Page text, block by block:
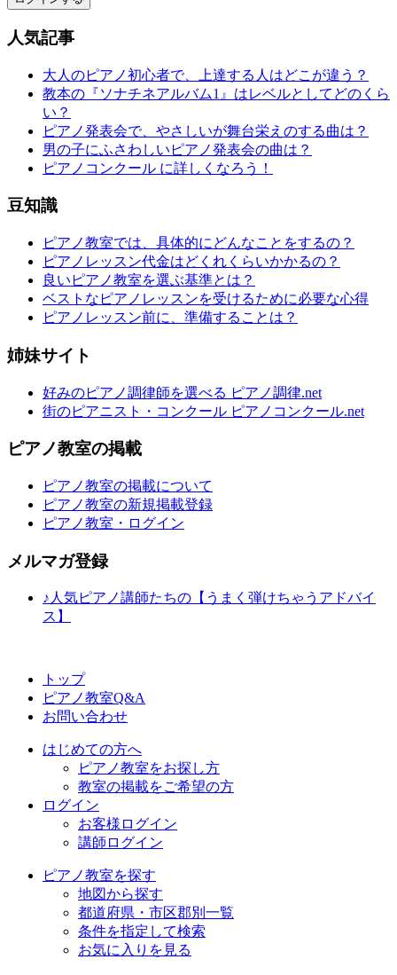
人気記事
大人のピアノ初心者で、上達する人はどこが違う？
教本の『ソナチネアルバム1』はレベルとしてどのくら
い？
ピアノ発表会で、やさしいが舞台栄えのする曲は？
男の子にふさわしいピアノ発表会の曲は？
ピアノコンクール に詳しくなろう！
豆知識
ピアノ教室では、具体的にどんなことをするの？
ピアノレッスン代金はどくれくらいかかるの？
良いピアノ教室を選ぶ基準とは？
ベストなピアノレッスンを受けるために必要な心得
ピアノレッスン前に、準備することは？
姉妹サイト
好みのピアノ調律師を選べる ピアノ調律.net
街のピアニスト・コンクール ピアノコンクール.net
ピアノ教室の掲載
ピアノ教室の掲載について
ピアノ教室の新規掲載登録
ピアノ教室・ログイン
メルマガ登録
♪人気ピアノ講師たちの【うまく弾けちゃうアドバイ
ス】
トップ
ピアノ教室Q&A
お問い合わせ
はじめての方へ
ピアノ教室をお探し方
教室の掲載をご希望の方
ログイン
お客様ログイン
講師ログイン
ピアノ教室を探す
地図から探す
都道府県・市区郡別一覧
条件を指定して検索
お気に入りを見る